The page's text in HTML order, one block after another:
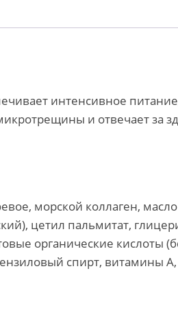
интенсивное
и отвечает за
морской коллаген,
цетил пальмитат,
органические кислоты
спирт, витамины